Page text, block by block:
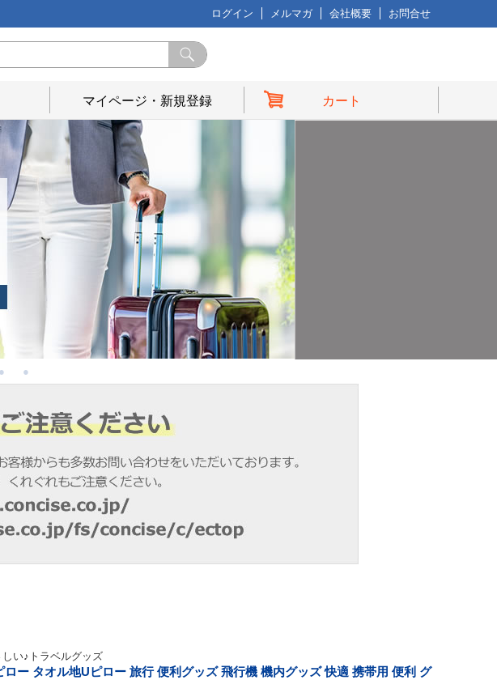
ログイン メルマガ 会社概要 お問合せ
マイページ・新規登録 カート
い♪トラベルグッズ
ロー タオル地Uピロー 旅行 便利グッズ 飛行機 機内グッズ 快適 携帯用 便利 グ